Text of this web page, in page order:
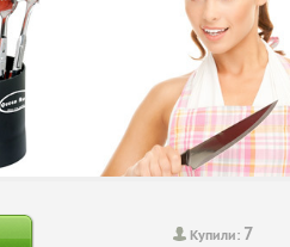
Купили: 7